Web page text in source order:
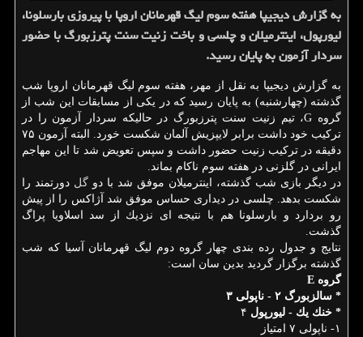
به گزارش دیجیپا هفته سوم لیگ قهرمانان اروپا با پیروزی بارسلونا،
لیورپول، اینترمیلان و چلسی و باخت زنیت سنت پترزبورگ با حضور
سردار آزمون به پایان رسید.
به گزارش دیجیپا به نقل از مهر، هفته سوم لیگ قهرمانان اروپا شب
گذشته (چهارشنبه) به پایان رسید كه در یكی از مسابقات این شب از
گروه G، تیم زنیت سنت پترزبورگ در حالیكه سردار آزمون را در
تركیب خود داشت برابر لایپزیش آلمان شكست خورد. البته آزمون ۷۵
دقیقه در تركیب زنیت حضور داشت و سپس تعویض شد تا این مهاجم
ایرانی در گلزنی در هفته سوم ناكام بماند.
در دیگر بازی شب گذشته، اینترمیلان موفق شد با دو گل دورتمند را
شكست بدهد. چلسی در دیداری حساس موفق شد آژاكس را از پیش
رو بردارد و بارسلونا هم با نتیجه ای نزدیك از سد اسلاویا پراگ
گذشت.
نتایج و جدول رده بندی چهار گروه دوم لیگ قهرمانان آسیا كه شب
گذشته برگزار گردید بدین سان است:
گروه E
* سالزبورگ ۲ - ناپولی ۳
* خنك یك - لیورپول ۴
۱- ناپولی ۷ امتیاز